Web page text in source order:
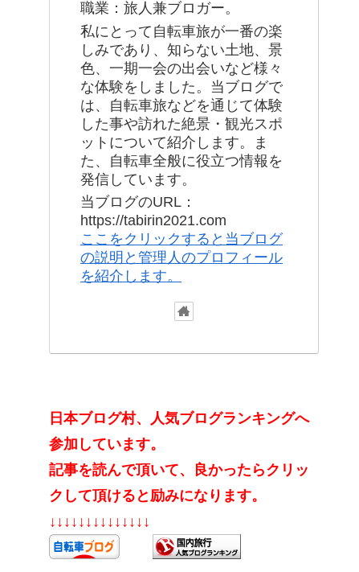
職業：旅人兼ブロガー。
私にとって自転車旅が一番の楽
しみであり、知らない土地、景
色、一期一会の出会いなど様々
な体験をしました。当ブログで
は、自転車旅などを通じて体験
した事や訪れた絶景・観光スポ
ットについて紹介します。ま
た、自転車全般に役立つ情報を
発信しています。
当ブログのURL：
https://tabirin2021.com
ここをクリックすると当ブログ
の説明と管理人のプロフィール
を紹介します。
日本ブログ村、人気ブログランキングへ
参加しています。
記事を読んで頂いて、良かったらクリッ
クして頂けると励みになります。
↓↓↓↓↓↓↓↓↓↓↓↓↓↓